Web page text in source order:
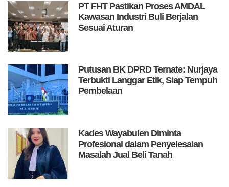
PT FHT Pastikan Proses AMDAL
Kawasan Industri Buli Berjalan
Sesuai Aturan
Putusan BK DPRD Ternate: Nurjaya
Terbukti Langgar Etik, Siap Tempuh
Pembelaan
Kades Wayabulen Diminta
Profesional dalam Penyelesaian
Masalah Jual Beli Tanah